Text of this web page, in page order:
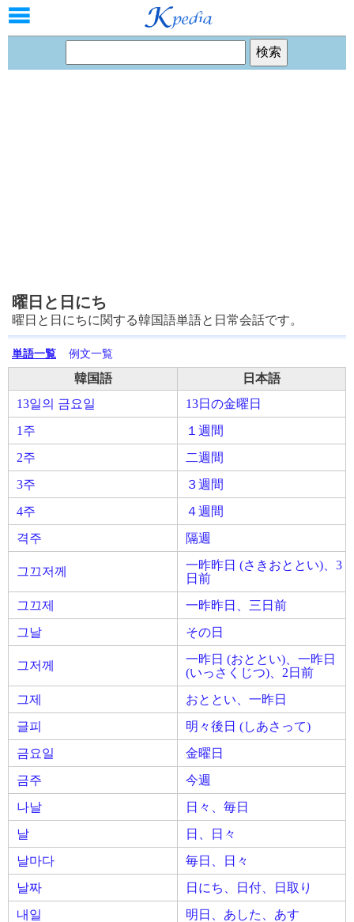
曜日と日にち
曜日と日にちに関する韓国語単語と日常会話です。
単語一覧 例文一覧
韓国語
日本語
13일의 금요일
13日の金曜日
1주
１週間
2주
二週間
3주
３週間
4주
４週間
격주
隔週
그끄저께
一昨昨日 (さきおととい)、3
日前
그끄제
一昨昨日、三日前
그날
その日
그저께
一昨日 (おととい)、一昨日
(いっさくじつ)、2日前
그제
おととい、一昨日
글피
明々後日 (しあさって)
금요일
金曜日
금주
今週
나날
日々、毎日
날
日、日々
날마다
毎日、日々
날짜
日にち、日付、日取り
내일
明日、あした、あす